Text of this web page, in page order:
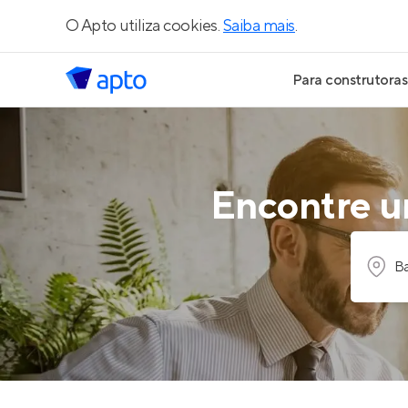
O Apto utiliza cookies.Saiba mais.
Para construtoras
Geração de
Geração de
Geração de
Maiores
Parcerias
Anunciar
Encontre